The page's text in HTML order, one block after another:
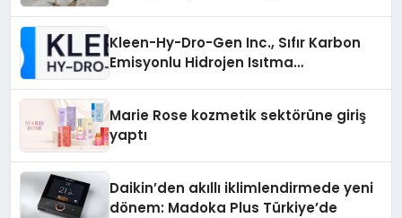
Kleen-Hy-Dro-Gen Inc., Sıfır Karbon
Emisyonlu Hidrojen Isıtma
Marie Rose kozmetik sektörüne giriş
yaptı
Daikin’den akıllı iklimlendirmede yeni
dönem: Madoka Plus Türkiye’de